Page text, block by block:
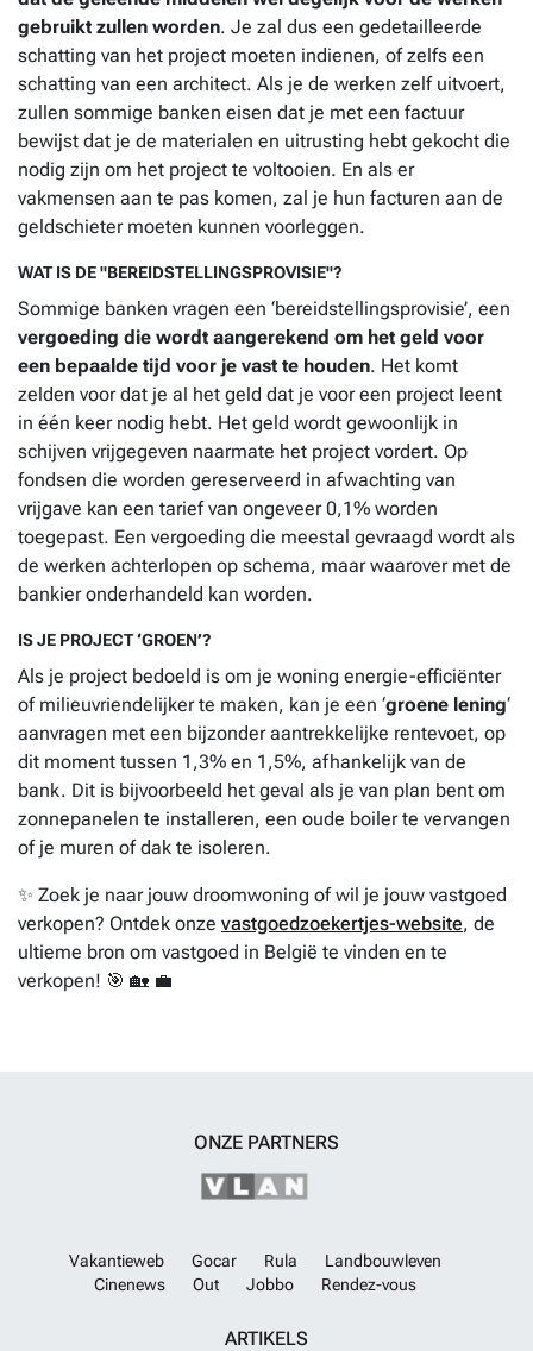
gebruikt zullen worden. Je zal dus een gedetailleerde
schatting van het project moeten indienen, of zelfs een
schatting van een architect. Als je de werken zelf uitvoert,
zullen sommige banken eisen dat je met een factuur
bewijst dat je de materialen en uitrusting hebt gekocht die
nodig zijn om het project te voltooien. En als er
vakmensen aan te pas komen, zal je hun facturen aan de
geldschieter moeten kunnen voorleggen.
WAT IS DE "BEREIDSTELLINGSPROVISIE"?
Sommige banken vragen een ‘bereidstellingsprovisie’, een
vergoeding die wordt aangerekend om het geld voor
een bepaalde tijd voor je vast te houden. Het komt
zelden voor dat je al het geld dat je voor een project leent
in één keer nodig hebt. Het geld wordt gewoonlijk in
schijven vrijgegeven naarmate het project vordert. Op
fondsen die worden gereserveerd in afwachting van
vrijgave kan een tarief van ongeveer 0,1% worden
toegepast. Een vergoeding die meestal gevraagd wordt als
de werken achterlopen op schema, maar waarover met de
bankier onderhandeld kan worden.
IS JE PROJECT ‘GROEN’?
Als je project bedoeld is om je woning energie-efficiënter
of milieuvriendelijker te maken, kan je een ‘groene lening‘
aanvragen met een bijzonder aantrekkelijke rentevoet, op
dit moment tussen 1,3% en 1,5%, afhankelijk van de
bank. Dit is bijvoorbeeld het geval als je van plan bent om
zonnepanelen te installeren, een oude boiler te vervangen
of je muren of dak te isoleren.
✨ Zoek je naar jouw droomwoning of wil je jouw vastgoed
verkopen? Ontdek onze vastgoedzoekertjes-website, de
ultieme bron om vastgoed in België te vinden en te
verkopen! 🎯 🏡 💼
ONZE PARTNERS
Vakantieweb Gocar Rula
Landbouwleven
Cinenews
Out Jobbo Rendez-vous
ARTIKELS